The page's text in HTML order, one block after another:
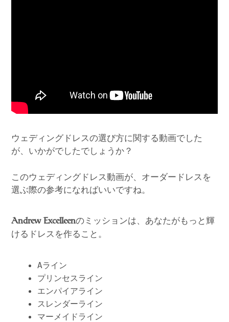
ウェディングドレスの選び方に関する動画でした
が、いかがでしたでしょうか？
このウェディングドレス動画が、オーダードレスを
選ぶ際の参考になればいいですね。
Andrew Excelleenのミッションは、あなたがもっと輝
けるドレスを作ること。
Aライン
プリンセスライン
エンパイアライン
スレンダーライン
マーメイドライン